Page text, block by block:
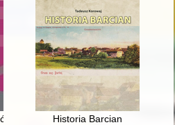
Wydziału do spraw Wyznań Urzędu
Historia Barcian